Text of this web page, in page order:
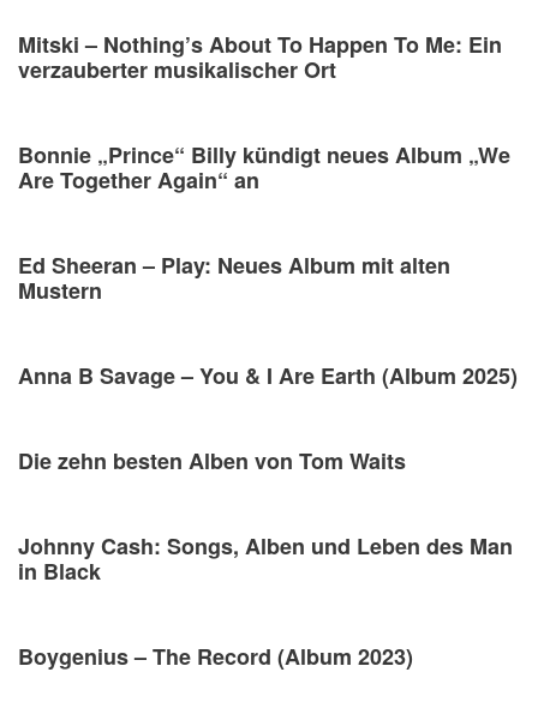
Mitski – Nothing’s About To Happen To Me: Ein
verzauberter musikalischer Ort
Bonnie „Prince“ Billy kündigt neues Album „We
Are Together Again“ an
Ed Sheeran – Play: Neues Album mit alten
Mustern
Anna B Savage – You & I Are Earth (Album 2025)
Die zehn besten Alben von Tom Waits
Johnny Cash: Songs, Alben und Leben des Man
in Black
Boygenius – The Record (Album 2023)